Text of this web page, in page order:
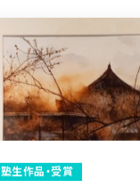
塾生作品・受賞